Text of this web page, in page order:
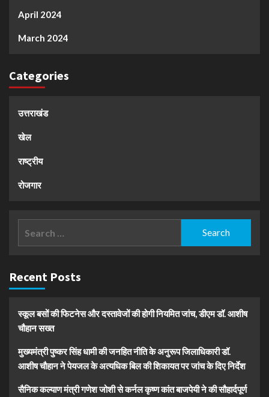
April 2024
March 2024
Categories
उत्तराखंड
खेल
राष्ट्रीय
रोजगार
Recent Posts
स्कूल बसों की फिटनेस और दस्तावेजों की होगी नियमित जांच, डीएम डॉ. आशीष
चौहान सख्त
मुख्यमंत्री पुष्कर सिंह धामी की जनहित नीति के अनुरूप जिलाधिकारी डॉ.
आशीष चौहान ने पेयजल के अत्यधिक बिल की शिकायत पर जांच के दिए निर्देश
सैनिक कल्याण मंत्री गणेश जोशी से कर्नल कृष्ण कांत बाजपेयी ने की सौहार्दपूर्ण